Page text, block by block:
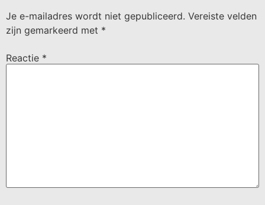
Je e-mailadres wordt niet gepubliceerd. Vereiste velden
zijn gemarkeerd met *
Reactie *